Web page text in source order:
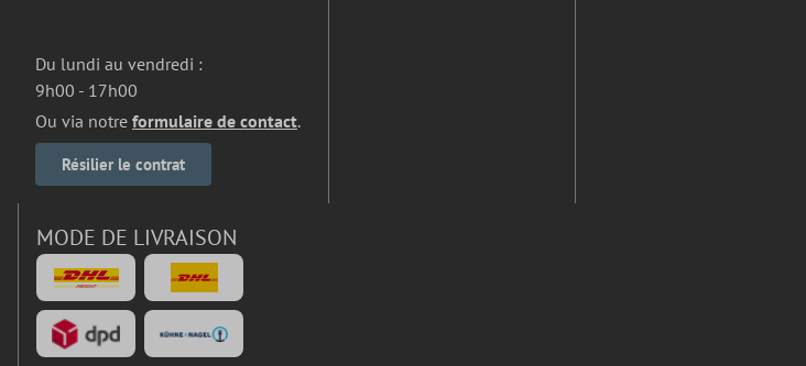
Du lundi au vendredi :
9h00 - 17h00
Ou via notre formulaire de contact.
Résilier le contrat
MODE DE LIVRAISON